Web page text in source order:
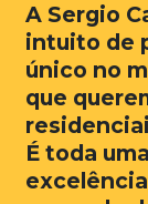
A Sergio
intuito de
único no
que
É toda